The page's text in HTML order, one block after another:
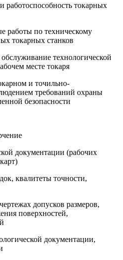
работоспособность токарных
работы по техническому
токарных станков
технологической
месте токаря
и точильно-
требований охраны
безопасности
документации (рабочих
квалитеты точности,
допусков размеров,
поверхностей,
документации,